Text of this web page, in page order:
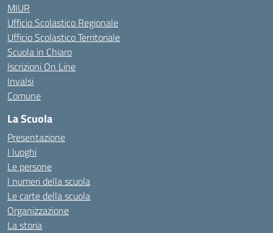
MIUR
Ufficio Scolastico Regionale
Ufficio Scolastico Territoriale
Scuola in Chiaro
Iscrizioni On Line
Invalsi
Comune
La Scuola
Presentazione
I luoghi
Le persone
I numeri della scuola
Le carte della scuola
Organizzazione
La storia